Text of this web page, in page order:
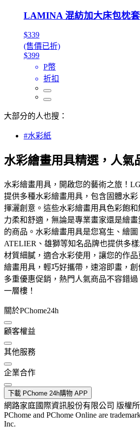
LAMINA 混紡加大床包枕
$339
(售價已折)
$399
P幣
折扣
大部分的人也搜：
#水彩紙
水彩繪畫用具精選，人氣
水彩繪畫用具，開啟您的藝術之旅！
提供多種水彩繪畫用具，包含固體水
揮灑創意。這些水彩繪畫用具色彩飽
力柔和舒適，無論是專業畫家還是繪
的商品。水彩繪畫用具是您寫生、繪圖
ATELIER、雄獅等知名品牌也提供多
材質細膩，適合水彩使用，讓您的作
繪畫用具，輕巧好攜帶，速溶即畫，
多重優惠促銷，熱門人氣商品不容錯
一層樓！
關於PChome24h
顧客權益
其他服務
企業合作
下載 PChome 24h購物 APP
網路家庭國際資訊股份有限公司 版權
PChome and PChome Online are
Inc.